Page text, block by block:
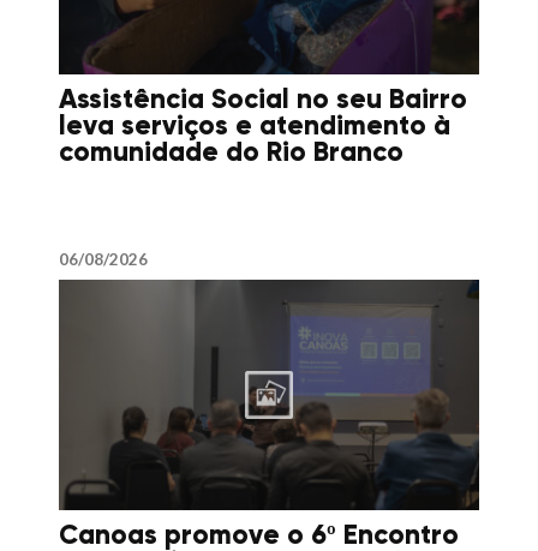
Assistência Social no seu Bairro
leva serviços e atendimento à
comunidade do Rio Branco
06/08/2026
Canoas promove o 6º Encontro